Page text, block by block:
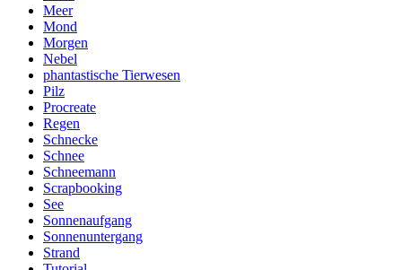
Meer
Mond
Morgen
Nebel
phantastische Tierwesen
Pilz
Procreate
Regen
Schnecke
Schnee
Schneemann
Scrapbooking
See
Sonnenaufgang
Sonnenuntergang
Strand